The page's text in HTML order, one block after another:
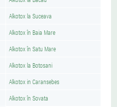
Alkotox la Suceava
Alkotox în Baia Mare
Alkotox în Satu Mare
Alkotox la Botosani
Alkotox in Caransebes
Alkotox în Sovata